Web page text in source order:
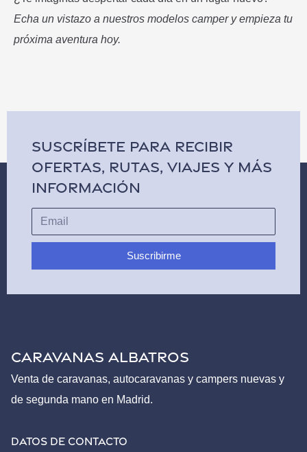
Echa un vistazo a nuestros modelos camper y empieza tu
próxima aventura hoy.
SUSCRÍBETE PARA RECIBIR
OFERTAS, RUTAS, VIAJES Y MÁS
INFORMACIÓN
Suscribirme
CARAVANAS ALBATROS
Venta de caravanas, autocaravanas y campers nuevas y
de segunda mano en Madrid.
Datos de contacto